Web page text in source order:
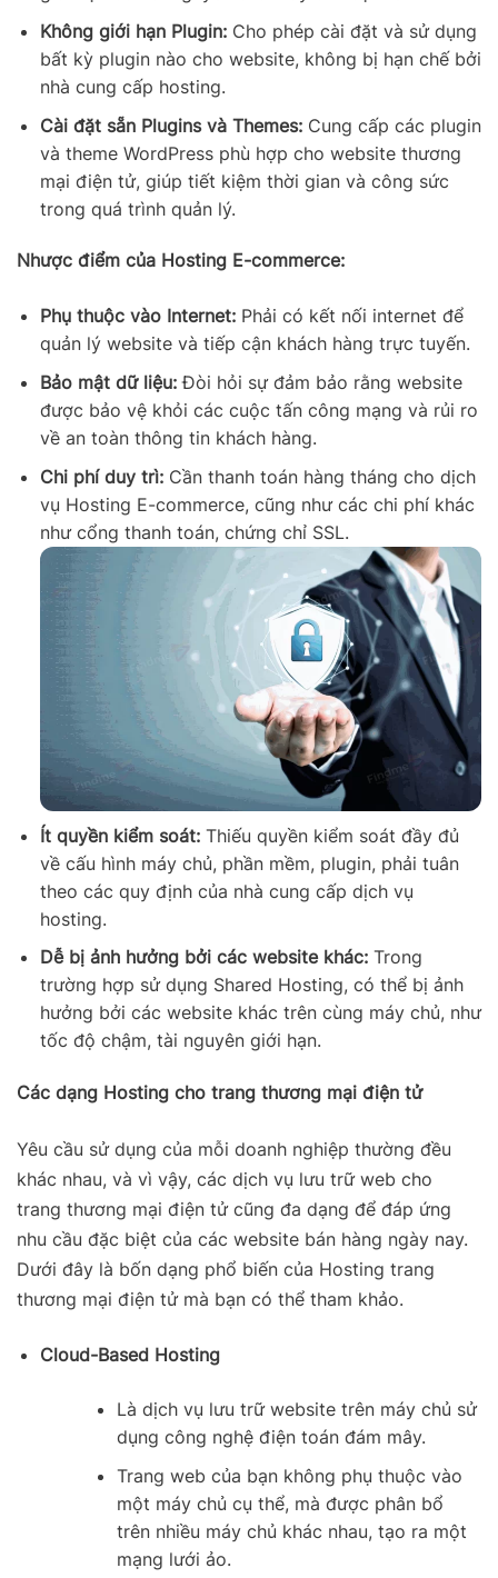
Không giới hạn Plugin:Cho phép cài đặt và sử dụng
bất kỳ plugin nào cho website, không bị hạn chế bởi
nhà cung cấp hosting.
Cài đặt sẵn Plugins và Themes:Cung cấp các plugin
và theme WordPress phù hợp cho website thương
mại điện tử, giúp tiết kiệm thời gian và công sức
trong quá trình quản lý.
Nhược điểm của Hosting E-commerce:
Phụ thuộc vào Internet:Phải có kết nối internet để
quản lý website và tiếp cận khách hàng trực tuyến.
Bảo mật dữ liệu:Đòi hỏi sự đảm bảo rằng website
được bảo vệ khỏi các cuộc tấn công mạng và rủi ro
về an toàn thông tin khách hàng.
Chi phí duy trì:Cần thanh toán hàng tháng cho dịch
vụ Hosting E-commerce, cũng như các chi phí khác
như cổng thanh toán, chứng chỉ SSL.
Ít quyền kiểm soát:Thiếu quyền kiểm soát đầy đủ
về cấu hình máy chủ, phần mềm, plugin, phải tuân
theo các quy định của nhà cung cấp dịch vụ
hosting.
Dễ bị ảnh hưởng bởi các website khác:Trong
trường hợp sử dụng Shared Hosting, có thể bị ảnh
hưởng bởi các website khác trên cùng máy chủ, như
tốc độ chậm, tài nguyên giới hạn.
Các dạng Hosting cho trang thương mại điện tử
Yêu cầu sử dụng của mỗi doanh nghiệp thường đều
khác nhau, và vì vậy, các dịch vụ lưu trữ web cho
trang thương mại điện tử cũng đa dạng để đáp ứng
nhu cầu đặc biệt của các website bán hàng ngày nay.
Dưới đây là bốn dạng phổ biến của Hosting trang
thương mại điện tử mà bạn có thể tham khảo.
Cloud-Based Hosting
Là dịch vụ lưu trữ website trên máy chủ sử
dụng công nghệ điện toán đám mây.
Trang web của bạn không phụ thuộc vào
một máy chủ cụ thể, mà được phân bổ
trên nhiều máy chủ khác nhau, tạo ra một
mạng lưới ảo.